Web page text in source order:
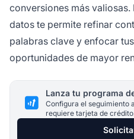
conversiones más
datos te permite refinar
palabras clave y enfocar
oportunidades de mayor
Lanza tu programa
Configura el seguimiento
requiere tarjeta de crédito.